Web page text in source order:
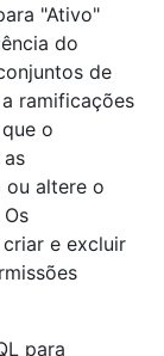
"Ativo"
do
de
ramificações
o
altere o
e excluir
para